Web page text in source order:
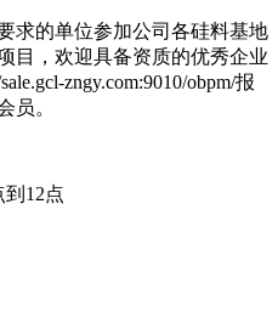
求的单位参加公司各硅料基地
目，欢迎具备资质的优秀企业
zngy.com:9010/obpm/报
员。
到12点